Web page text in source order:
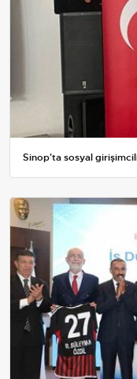
Sinop'ta sosyal